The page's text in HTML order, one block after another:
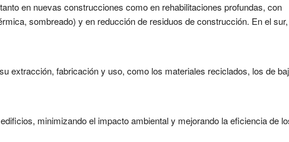
en nuevas construcciones como en rehabilitaciones profundas, con
sombreado) y en reducción de residuos de construcción. En el
extracción, fabricación y uso, como los materiales reciclados, los de
minimizando el impacto ambiental y mejorando la eficiencia de